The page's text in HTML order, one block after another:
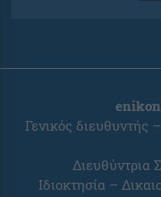
Γενικός διευθυντής
Διευθύντρια
Ιδιοκτησία –